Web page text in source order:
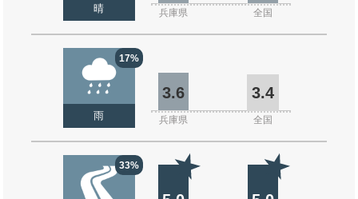
晴 兵庫県 全国
17%
雨
3.6 3.4
兵庫県 全国
33%